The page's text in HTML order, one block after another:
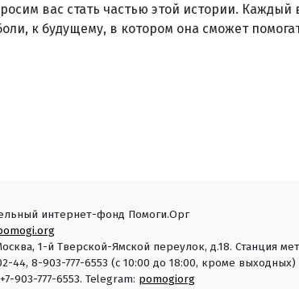
вас стать частью этой истории.
к будущему, в котором она сможет
интернет-фонд Помоги.Орг
1-й Тверской-Ямской переулок, д.18. Станция
44, 8-903-777-6553 (с 10:00 до 18:00, кроме выходных)
903-777-6553. Telegram: pomogiorg